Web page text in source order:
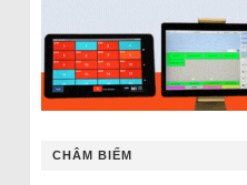
CHÂM BIẾM